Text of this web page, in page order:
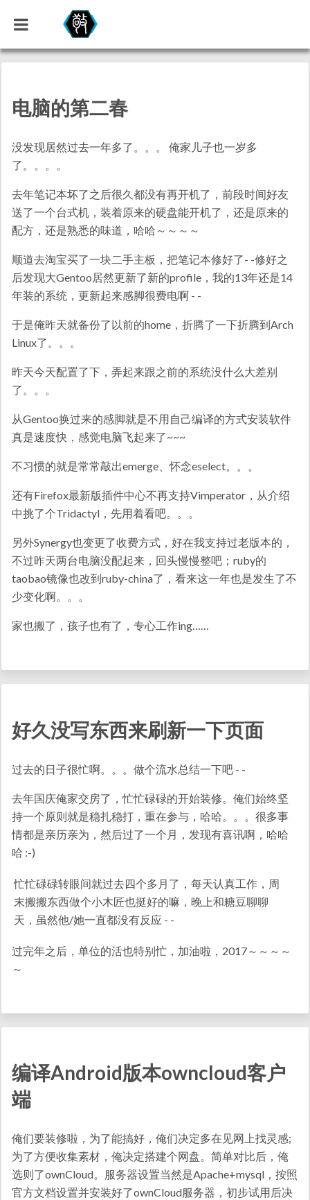
电脑的第二春
没发现居然过去一年多了。。。 俺家儿子也一岁多
了。。。。
去年笔记本坏了之后很久都没有再开机了，前段时间好友
送了一个台式机，装着原来的硬盘能开机了，还是原来的
配方，还是熟悉的味道，哈哈～～～～
顺道去淘宝买了一块二手主板，把笔记本修好了- -修好之
后发现大Gentoo居然更新了新的profile，我的13年还是14
年装的系统，更新起来感脚很费电啊 - -
于是俺昨天就备份了以前的home，折腾了一下折腾到Arch
Linux了。。。
昨天今天配置了下，弄起来跟之前的系统没什么大差别
了。。。
从Gentoo换过来的感脚就是不用自己编译的方式安装软件
真是速度快，感觉电脑飞起来了~~~
不习惯的就是常常敲出emerge、怀念eselect。。。
还有Firefox最新版插件中心不再支持Vimperator，从介绍
中挑了个Tridactyl，先用着看吧。。。
另外Synergy也变更了收费方式，好在我支持过老版本的，
不过昨天两台电脑没配起来，回头慢慢整吧；ruby的
taobao镜像也改到ruby-china了，看来这一年也是发生了不
少变化啊。。。
家也搬了，孩子也有了，专心工作ing……
好久没写东西来刷新一下页面
过去的日子很忙啊。。。做个流水总结一下吧 - -
去年国庆俺家交房了，忙忙碌碌的开始装修。俺们始终坚
持一个原则就是稳扎稳打，重在参与，哈哈。。。很多事
情都是亲历亲为，然后过了一个月，发现有喜讯啊，哈哈
哈 :-)
忙忙碌碌转眼间就过去四个多月了，每天认真工作，周
末搬搬东西做个小木匠也挺好的嘛，晚上和糖豆聊聊
天，虽然他/她一直都没有反应 - -
过完年之后，单位的活也特别忙，加油啦，2017～～～～
～
编译Android版本owncloud客户
端
俺们要装修啦，为了能搞好，俺们决定多在见网上找灵感;
为了方便收集素材，俺决定搭建个网盘。简单对比后，俺
选则了ownCloud。服务器设置当然是Apache+mysql，按照
官方文档设置并安装好了ownCloud服务器，初步试用后决